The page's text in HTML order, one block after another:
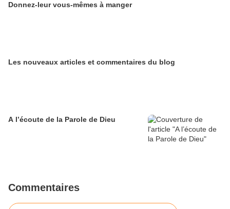
Donnez-leur vous-mêmes à manger
Les nouveaux articles et commentaires du blog
A l’écoute de la Parole de Dieu
Commentaires